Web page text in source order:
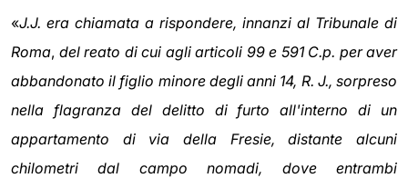
«J.J. era chiamata a rispondere, innanzi al Tribunale di
Roma, del reato di cui agli articoli 99 e 591 C.p. per aver
abbandonato il figlio minore degli anni 14, R. J., sorpreso
nella flagranza del delitto di furto all'interno di un
appartamento di via della Fresie, distante alcuni
chilometri dal campo nomadi, dove entrambi